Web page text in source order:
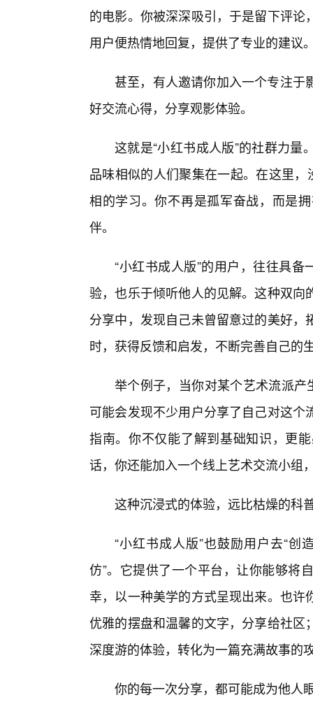
的电影。你被深深吸引，于是留下评
用户便热情地回复，提供了专业的建议
甚至，有人邀请你加入一个专注于
好交流心得，分享观影体验。
这就是“小红书成人版”的社群力
品味相似的人们聚集在一起。在这里
相的学习。你不再是孤军奋战，而是
伴。
“小红书成人版”的用户，往往具
验，也乐于倾听他人的见解。这种双
分享中，发现自己未曾留意过的美好
时，获得反馈和启发，不断完善自己的
举个例子，当你对某个艺术流派产
可能会发现不少用户分享了自己对这
指南。你不仅能了解到基础知识，更
话，你还能加入一个线上艺术交流小组
这种沉浸式的体验，远比枯燥的科
“小红书成人版”也鼓励用户去“创
仿”。它提供了一个平台，让你能够将
幸，以一种美学的方式呈现出来。也
优雅的摆盘和温馨的文字，分享给社
深度游的体验，转化为一篇充满故事的
你的每一次分享，都可能成为他人